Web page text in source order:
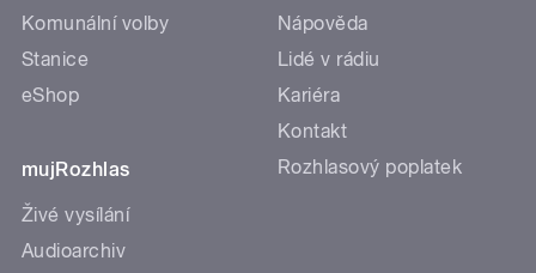
Komunální volby
Stanice
eShop
mujRozhlas
Živé vysílání
Audioarchiv
Nápověda
Lidé v rádiu
Kariéra
Kontakt
Rozhlasový poplatek